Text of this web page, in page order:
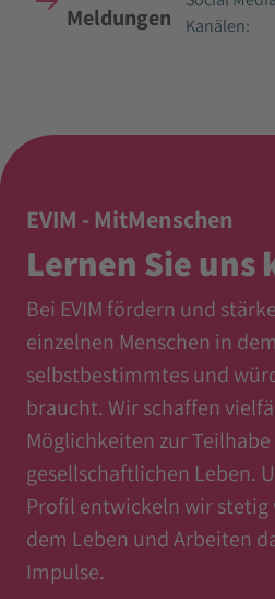
Meldungen
Kanälen:
EVIM - MitMenschen
Lernen Sie uns
Bei EVIM fördern und
einzelnen Menschen in
selbstbestimmtes und
braucht. Wir schaffen
Möglichkeiten zur Teilhabe
gesellschaftlichen Leben.
Profil entwickeln wir stetig
dem Leben und Arbeiten
Impulse.